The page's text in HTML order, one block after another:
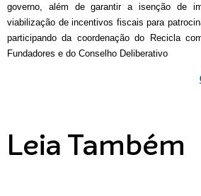
governo, além de garantir a isenção de
viabilização de incentivos fiscais para
participando da coordenação do Recicla
Fundadores e do Conselho Deliberativo
Leia Também